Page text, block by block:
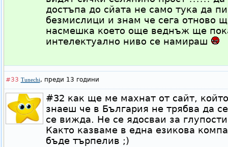
достъпа до сйата не само тука да
безмислици и знам че сега отново
насмешка което още веднъж ще
интелектуално ниво се намираш
#33 Tunechi, преди 13 години
#32 как ще ме махнат от сайт,
знаеш че в България не трябва да
се вижда. Не се ядосваи за
Както казваме в една езикова
бъде търпелив ;)